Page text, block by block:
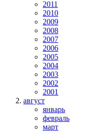
2011
2010
2009
2008
2007
2006
2005
2004
2003
2002
2001
август
январь
февраль
март